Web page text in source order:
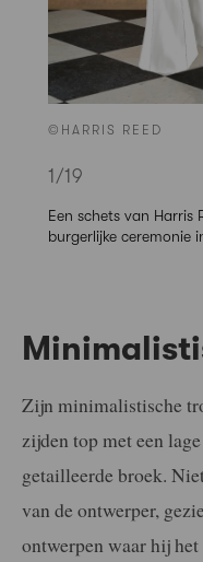
©HARRIS REED
1/19
Een schets van Harris
burgerlijke ceremonie
Zijn minimalistische
zijden top met een
getailleerde broek.
van de ontwerper,
ontwerpen waar hij